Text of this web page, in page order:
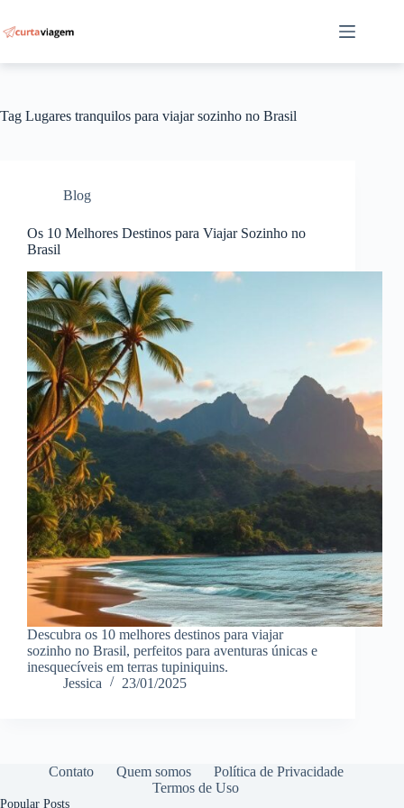
para
o
Tag Lugares tranquilos para viajar sozinho no Brasil
Blog
Os 10 Melhores Destinos para Viajar Sozinho no
Brasil
Descubra os 10 melhores destinos para viajar
sozinho no Brasil, perfeitos para aventuras únicas e
inesquecíveis em terras tupiniquins.
Jessica
23/01/2025
Contato Quem somos
Política de Privacidade
Termos de Uso
Popular Posts